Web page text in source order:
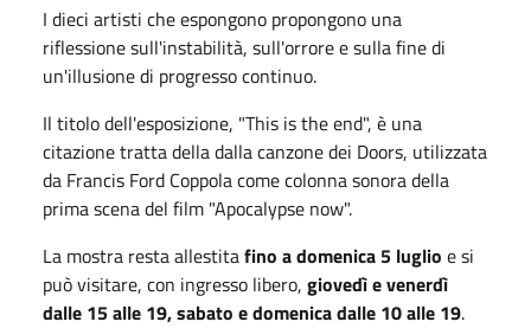
I dieci artisti che espongono propongono una
riflessione sull'instabilità, sull'orrore e sulla fine di
un'illusione di progresso continuo.
Il titolo dell'esposizione, "This is the end", è una
citazione tratta della dalla canzone dei Doors, utilizzata
da Francis Ford Coppola come colonna sonora della
prima scena del film "Apocalypse now".
La mostra resta allestitafino a domenica 5 luglio e si
può visitare, con ingresso libero, giovedì e venerdì
dalle 15 alle 19, sabato e domenica dalle 10 alle 19.